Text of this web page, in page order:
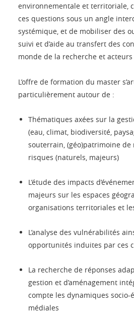
environnementale et territoriale,
ces questions sous un angle
systémique, et de mobiliser des
suivi et d’aide au transfert des
monde de la recherche et
L’offre de formation du master
particulièrement autour de :
Thématiques axées sur la
(eau, climat, biodiversité,
souterrain, (géo)patrimoine de
risques (naturels, majeurs)
L’étude des impacts
majeurs sur les espaces
organisations territoriales et
L’analyse des vulnérabilités
opportunités induites par ces
La recherche de réponses
gestion et d’aménagement
compte les dynamiques socio-
médiales